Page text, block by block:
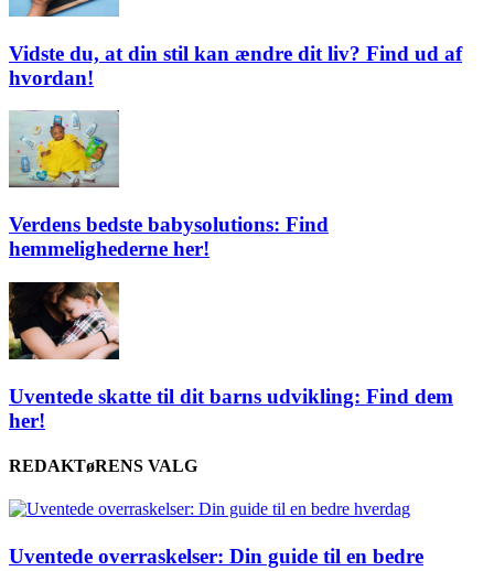
Vidste du, at din stil kan ændre dit liv? Find ud af
hvordan!
Verdens bedste babysolutions: Find
hemmelighederne her!
Uventede skatte til dit barns udvikling: Find dem
her!
REDAKTøRENS VALG
Uventede overraskelser: Din guide til en bedre